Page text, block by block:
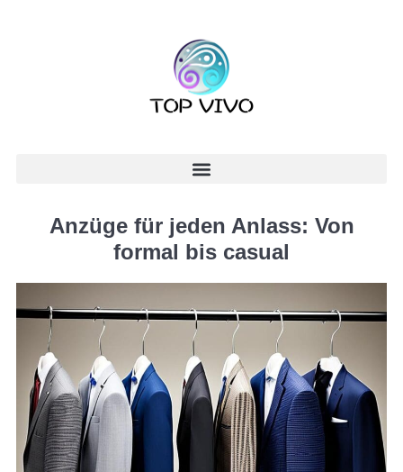
Anzüge für jeden Anlass: Von
formal bis casual